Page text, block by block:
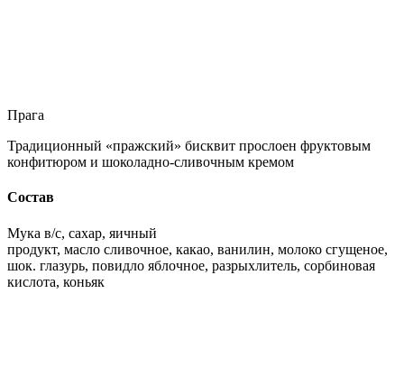
Прага
Традиционный «пражский» бисквит прослоен фруктовым
конфитюром и шоколадно-сливочным кремом
Состав
Мука в/с, сахар, яичный
продукт, масло сливочное, какао, ванилин, молоко сгущеное,
шок. глазурь, повидло яблочное, разрыхлитель, сорбиновая
кислота, коньяк